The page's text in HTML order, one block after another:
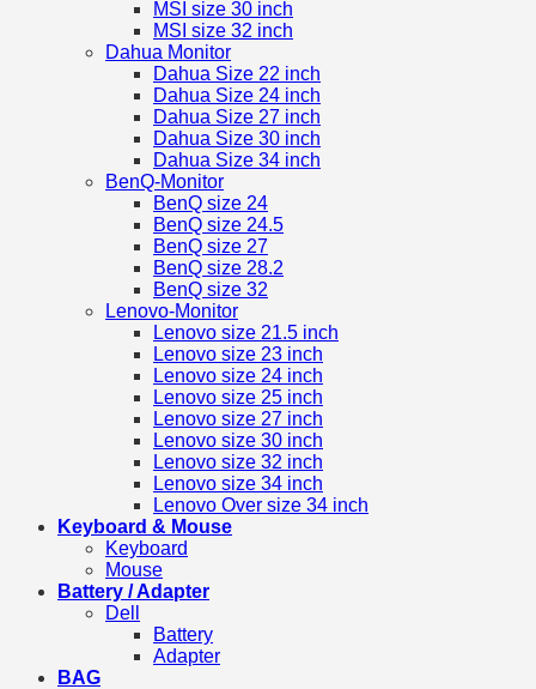
MSI size 30 inch
MSI size 32 inch
Dahua Monitor
Dahua Size 22 inch
Dahua Size 24 inch
Dahua Size 27 inch
Dahua Size 30 inch
Dahua Size 34 inch
BenQ-Monitor
BenQ size 24
BenQ size 24.5
BenQ size 27
BenQ size 28.2
BenQ size 32
Lenovo-Monitor
Lenovo size 21.5 inch
Lenovo size 23 inch
Lenovo size 24 inch
Lenovo size 25 inch
Lenovo size 27 inch
Lenovo size 30 inch
Lenovo size 32 inch
Lenovo size 34 inch
Lenovo Over size 34 inch
Keyboard & Mouse
Keyboard
Mouse
Battery / Adapter
Dell
Battery
Adapter
BAG